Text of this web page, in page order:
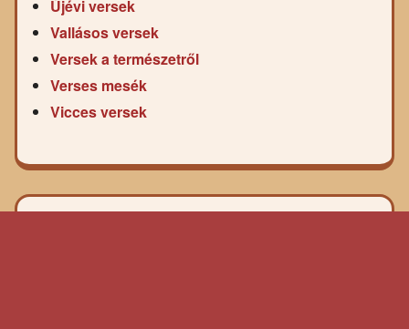
Újévi versek
Vallásos versek
Versek a természetről
Verses mesék
Vicces versek